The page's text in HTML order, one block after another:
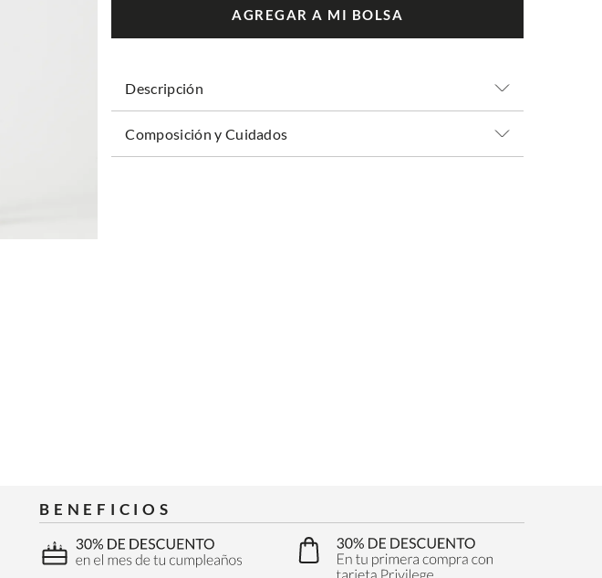
AGREGAR A MI BOLSA
Descripción
Composición y Cuidados
BENEFICIOS